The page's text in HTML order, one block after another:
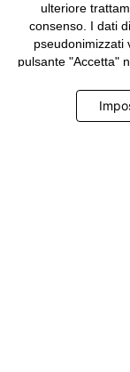
ulteriore
consenso. I dati
pseudonimizzati
pulsante "Accetta"
Limited, Hurra
Meta Platforms
Information